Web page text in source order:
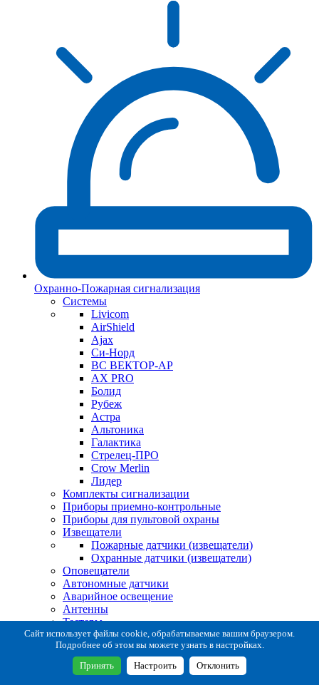
Охранно-Пожарная сигнализация
Системы
Livicom
AirShield
Ajax
Си-Норд
ВС ВЕКТОР-АР
AX PRO
Болид
Рубеж
Астра
Альтоника
Галактика
Стрелец-ПРО
Crow Merlin
Лидер
Комплекты сигнализации
Приборы приемно-контрольные
Приборы для пультовой охраны
Извещатели
Пожарные датчики (извещатели)
Охранные датчики (извещатели)
Оповещатели
Автономные датчики
Аварийное освещение
Антенны
Тестеры
Система сбора извещений
Расходные и монтажные материалы
Коробки коммутационные
Кронштейны для извещателей
Сайт использует файлы cookie, обрабатываемые вашим браузером.
Подробнее об этом вы можете узнать в настройках.
Принять Настроить Отклонить